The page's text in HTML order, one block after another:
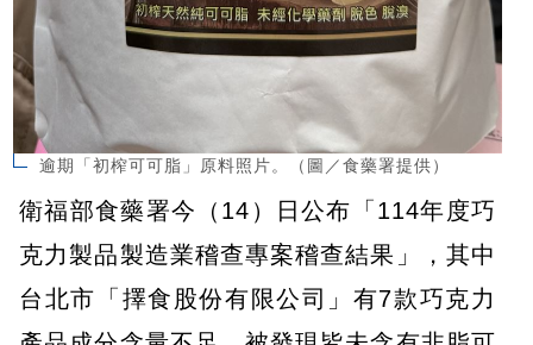
逾期「初榨可可脂」原料照片。（圖／食藥署提供）
衛福部食藥署今（14）日公布「114年度巧
克力製品製造業稽查專案稽查結果」，其中
台北市「擇食股份有限公司」有7款巧克力